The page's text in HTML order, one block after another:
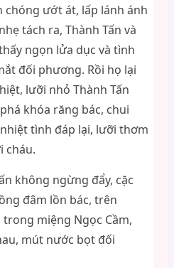
chóng ướt át, lấp lánh ánh
tách ra, Thành Tấn và
ngọn lửa dục và tình
đối phương. Rồi họ lại
lưỡi nhỏ Thành Tấn
khóa răng bác, chui
tình đáp lại, lưỡi thơm
cháu.
không ngừng đẩy, cặc
đâm lồn bác, trên
miệng Ngọc Cầm,
mút nước bọt đối